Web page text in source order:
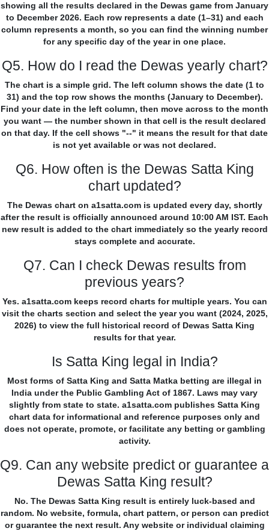
showing all the results declared in the Dewas game from January
to December 2026. Each row represents a date (1–31) and each
column represents a month, so you can find the winning number
for any specific day of the year in one place.
Q5. How do I read the Dewas yearly chart?
The chart is a simple grid. The left column shows the date (1 to
31) and the top row shows the months (January to December).
Find your date in the left column, then move across to the month
you want — the number shown in that cell is the result declared
on that day. If the cell shows "--" it means the result for that date
is not yet available or was not declared.
Q6. How often is the Dewas Satta King
chart updated?
The Dewas chart on a1satta.com is updated every day, shortly
after the result is officially announced around 10:00 AM IST. Each
new result is added to the chart immediately so the yearly record
stays complete and accurate.
Q7. Can I check Dewas results from
previous years?
Yes. a1satta.com keeps record charts for multiple years. You can
visit the charts section and select the year you want (2024, 2025,
2026) to view the full historical record of Dewas Satta King
results for that year.
Is Satta King legal in India?
Most forms of Satta King and Satta Matka betting are illegal in
India under the Public Gambling Act of 1867. Laws may vary
slightly from state to state. a1satta.com publishes Satta King
chart data for informational and reference purposes only and
does not operate, promote, or facilitate any betting or gambling
activity.
Q9. Can any website predict or guarantee a
Dewas Satta King result?
No. The Dewas Satta King result is entirely luck-based and
random. No website, formula, chart pattern, or person can predict
or guarantee the next result. Any website or individual claiming